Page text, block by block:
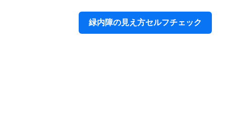
緑内障の見え方セルフチェック